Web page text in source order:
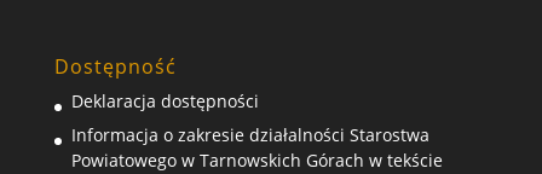
Dostępność
Deklaracja dostępności
Informacja o zakresie działalności Starostwa
Powiatowego w Tarnowskich Górach w tekście